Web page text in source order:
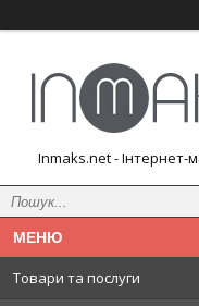
Inmaks.net - Інтернет-
Товари та послуги